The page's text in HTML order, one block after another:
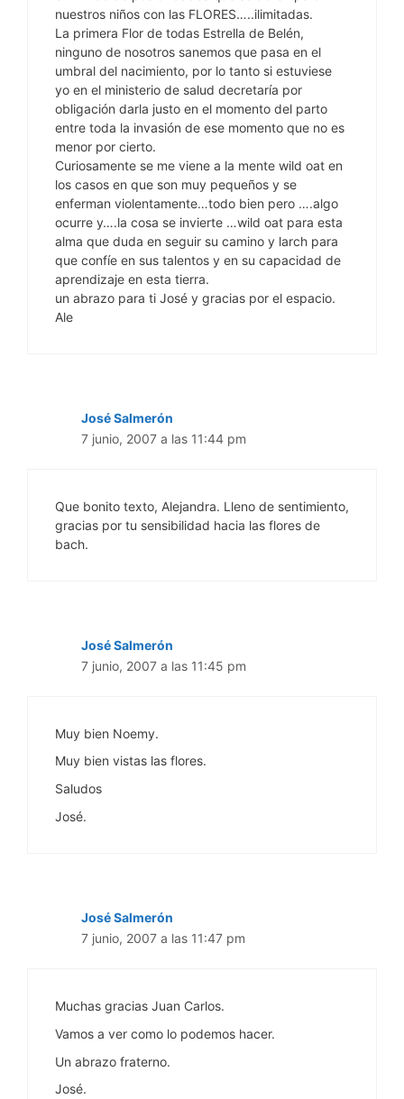
nuestros niños con las FLORES…..ilimitadas.
La primera Flor de todas Estrella de Belén,
ninguno de nosotros sanemos que pasa en el
umbral del nacimiento, por lo tanto si estuviese
yo en el ministerio de salud decretaría por
obligación darla justo en el momento del parto
entre toda la invasión de ese momento que no es
menor por cierto.
Curiosamente se me viene a la mente wild oat en
los casos en que son muy pequeños y se
enferman violentamente…todo bien pero ….algo
ocurre y….la cosa se invierte …wild oat para esta
alma que duda en seguir su camino y larch para
que confíe en sus talentos y en su capacidad de
aprendizaje en esta tierra.
un abrazo para ti José y gracias por el espacio.
Ale
José Salmerón
7 junio, 2007 a las 11:44 pm
Que bonito texto, Alejandra. Lleno de sentimiento,
gracias por tu sensibilidad hacia las flores de
bach.
José Salmerón
7 junio, 2007 a las 11:45 pm
Muy bien Noemy.
Muy bien vistas las flores.
Saludos
José.
José Salmerón
7 junio, 2007 a las 11:47 pm
Muchas gracias Juan Carlos.
Vamos a ver como lo podemos hacer.
Un abrazo fraterno.
José.